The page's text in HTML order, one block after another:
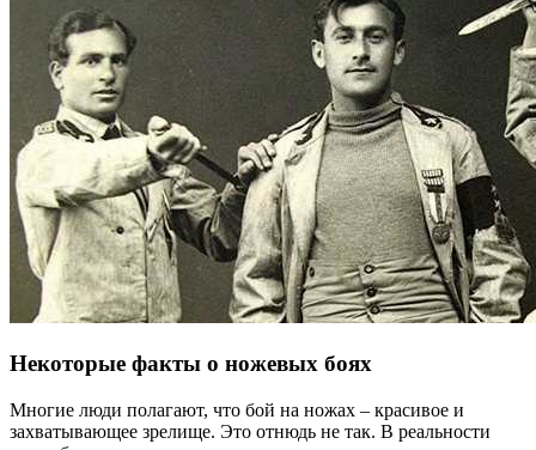
Некоторые факты о ножевых боях
Многие люди полагают, что бой на ножах – красивое и
захватывающее зрелище. Это отнюдь не так. В реальности